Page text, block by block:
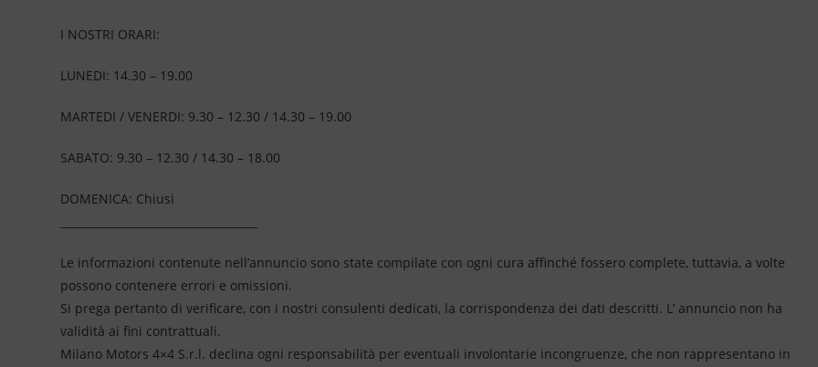
I NOSTRI ORARI:
LUNEDI: 14.30 – 19.00
MARTEDI / VENERDI: 9.30 – 12.30 / 14.30 – 19.00
SABATO: 9.30 – 12.30 / 14.30 – 18.00
DOMENICA: Chiusi
Le informazioni contenute nell’annuncio sono state compilate con ogni cura affinché fossero complete, tuttavia, a volte
possono contenere errori e omissioni.
Si prega pertanto di verificare, con i nostri consulenti dedicati, la corrispondenza dei dati descritti. L’ annuncio non ha
validità ai fini contrattuali.
Milano Motors 4×4 S.r.l. declina ogni responsabilità per eventuali involontarie incongruenze, che non rappresentano in